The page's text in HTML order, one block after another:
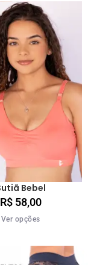
Bebel
R$58,00
Ver opções